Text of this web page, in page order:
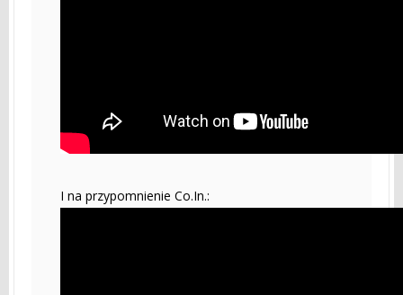
I na przypomnienie Co.In.: